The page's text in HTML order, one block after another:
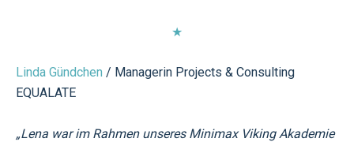
★
Linda Gündchen / Managerin Projects & Consulting
EQUALATE
„Lena war im Rahmen unseres Minimax Viking Akademie